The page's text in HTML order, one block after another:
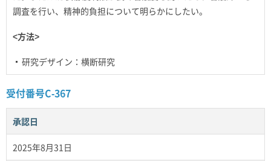
調査を行い、精神的負担について明らかにしたい。
<方法>
研究デザイン：横断研究
受付番号C-367
承認日
2025年8月31日